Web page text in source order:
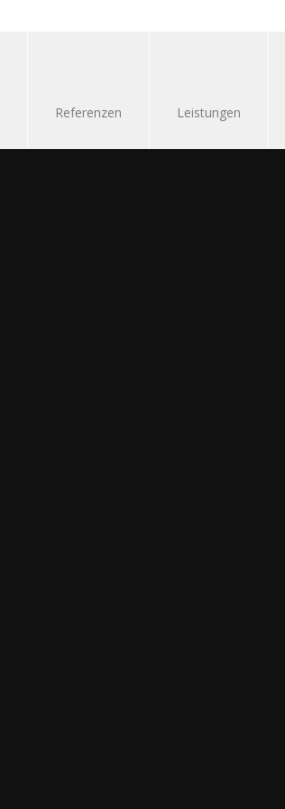
Referenzen Leistungen